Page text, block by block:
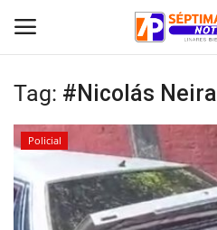
Inicio
Policial
Tag: #Nicolás Neira
Policial